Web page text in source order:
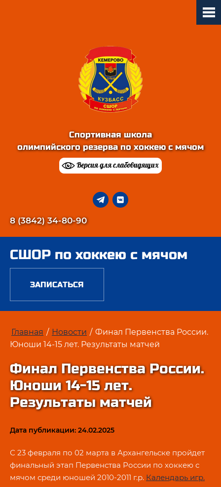
Спортивная школа
олимпийского резерва по хоккею с мячом
8 (3842) 34-80-90
СШОР по хоккею с мячом
ЗАПИСАТЬСЯ
Главная / Новости / Финал Первенства России.
Юноши 14-15 лет. Результаты матчей
Финал Первенства России.
Юноши 14-15 лет.
Результаты матчей
Дата публикации: 24.02.2025
С 23 февраля по 02 марта в Архангельске пройдет
финальный этап Первенства России по хоккею с
мячом среди юношей 2010-2011 г.р. Календарь игр.